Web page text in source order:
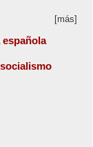
[más]